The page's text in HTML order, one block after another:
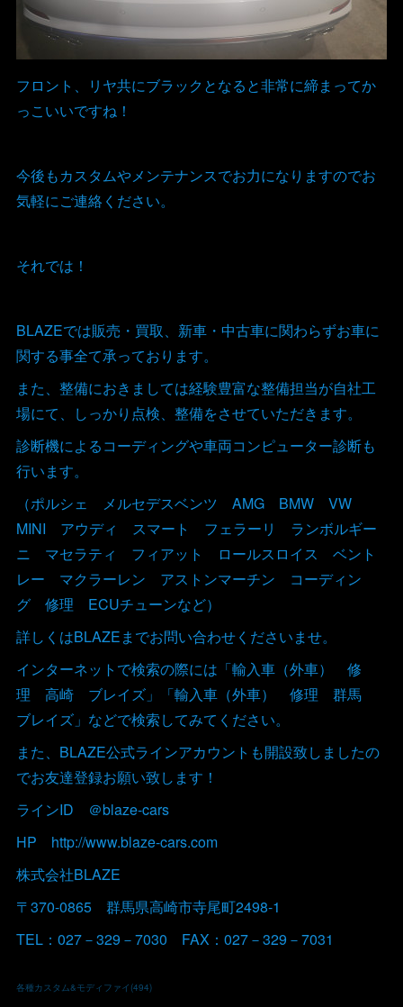
フロント、リヤ共にブラックとなると非常に締まってか
っこいいですね！
今後もカスタムやメンテナンスでお力になりますのでお
気軽にご連絡ください。
それでは！
BLAZEでは販売・買取、新車・中古車に関わらずお車に
関する事全て承っております。
また、整備におきましては経験豊富な整備担当が自社工
場にて、しっかり点検、整備をさせていただきます。
診断機によるコーディングや車両コンピューター診断も
行います。
（ポルシェ メルセデスベンツ AMG BMW VW
MINI アウディ スマート フェラーリ ランボルギー
ニ マセラティ フィアット ロールスロイス ベント
レー マクラーレン アストンマーチン コーディン
グ 修理 ECUチューンなど）
詳しくはBLAZEまでお問い合わせくださいませ。
インターネットで検索の際には「輸入車（外車） 修
理 高崎 ブレイズ」「輸入車（外車） 修理 群馬
ブレイズ」などで検索してみてください。
また、BLAZE公式ラインアカウントも開設致しましたの
でお友達登録お願い致します！
ラインID ＠blaze-cars
HP http://www.blaze-cars.com
株式会社BLAZE
〒370-0865 群馬県高崎市寺尾町2498-1
TEL：027－329－7030 FAX：027－329－7031
各種カスタム&モディファイ (494)